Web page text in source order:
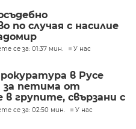
по случая с насилие
се за: 01:37 мин. У нас
в Русе
за петима от
групите, свързани с
за
се за: 02:50 мин. У нас